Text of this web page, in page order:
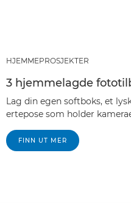
HJEMMEPROSJEKTER
3 hjemmelagde
Lag din egen softboks, et
ertepose som holder
FINN UT MER